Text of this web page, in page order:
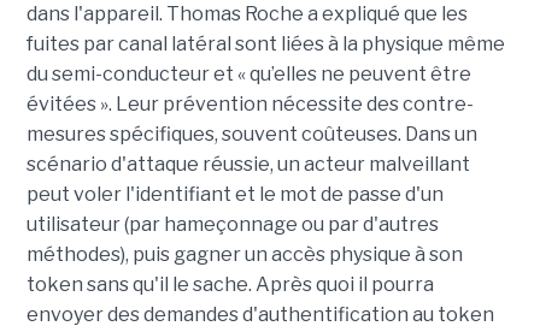
dans l'appareil. Thomas Roche a expliqué que les
fuites par canal latéral sont liées à la physique même
du semi-conducteur et « qu’elles ne peuvent être
évitées ». Leur prévention nécessite des contre-
mesures spécifiques, souvent coûteuses. Dans un
scénario d'attaque réussie, un acteur malveillant
peut voler l'identifiant et le mot de passe d'un
utilisateur (par hameçonnage ou par d'autres
méthodes), puis gagner un accès physique à son
token sans qu'il le sache. Après quoi il pourra
envoyer des demandes d'authentification au token